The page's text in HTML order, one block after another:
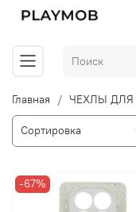
Главная ЧЕХЛЫ
-67%